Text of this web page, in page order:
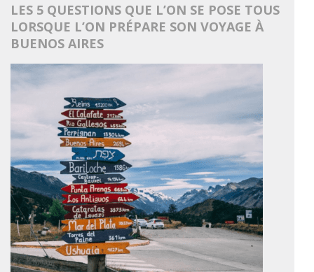
LES 5 QUESTIONS QUE L’ON SE POSE TOUS
LORSQUE L’ON PRÉPARE SON VOYAGE À
BUENOS AIRES